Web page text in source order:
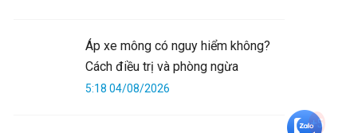
Áp xe mông có nguy hiểm không?
Cách điều trị và phòng ngừa
5:18 04/08/2026
+5